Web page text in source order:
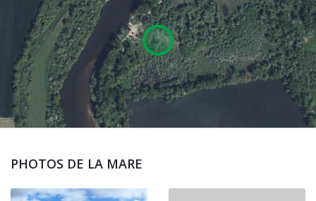
PHOTOS DE LA MARE